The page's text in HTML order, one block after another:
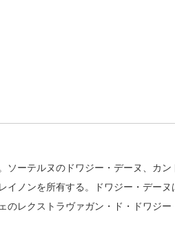
ーテルヌのドワジー・デーヌ、カン
イノンを所有する。ドワジー・デー
のレクストラヴァガン・ド・ドワジ